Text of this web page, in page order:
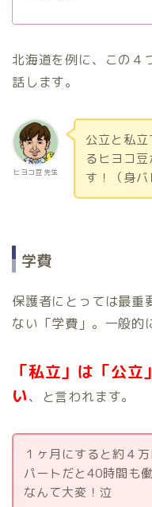
北海道を例に、この４
話します。
ヒヨコ豆 先生
公立と私
るヒヨコ
す！（身
学費
保護者にとっては最重
ない「学費」。一般的
「私立」は「公
い、と言われます。
１ヶ月にすると約４
パートだと40時間も
なんて大変！泣